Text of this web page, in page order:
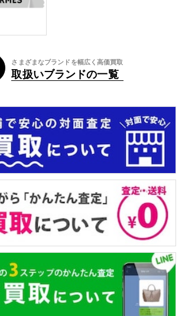
さまざまなブランドを幅広く高価買取
取扱いブランドの一覧